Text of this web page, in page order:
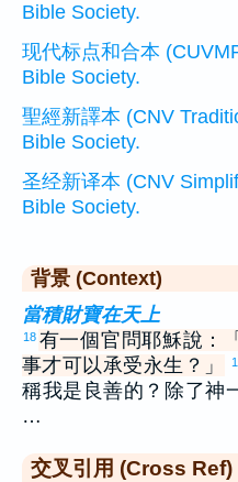
Bible Society.
现代标点和合本
Bible Society.
聖經新譯本 (CNV
Bible Society.
圣经新译本 (CNV
Bible Society.
背景 (Context)
當積財寶在天上
18 有一個官問耶穌說：
事才可以承受永生？」
稱我是良善的？除了神
…
交叉引用 (Cross Ref)